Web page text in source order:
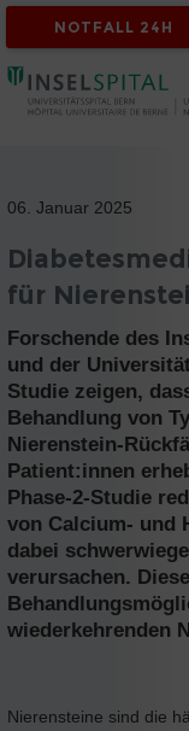
NOTFALL 24H
06. Januar 2025
für
Forschende des
und der
Studie zeigen,
Behandlung von
Nierenstein-
Patient:innen
Phase-2-Studie
von Calcium- und
dabei
verursachen.
wiederkehrenden
Nierensteine sind die